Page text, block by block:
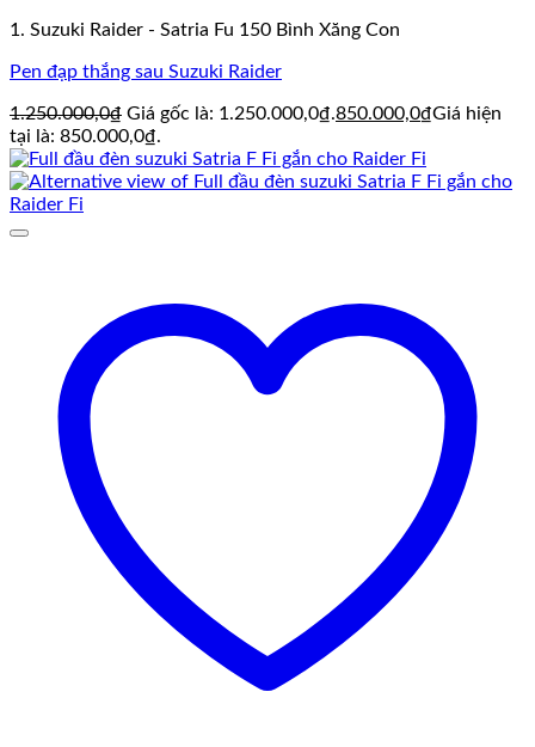
1. Suzuki Raider - Satria Fu 150 Bình Xăng Con
Pen đạp thắng sau Suzuki Raider
1.250.000,0₫ Giá gốc là: 1.250.000,0₫.850.000,0₫Giá hiện
tại là: 850.000,0₫.